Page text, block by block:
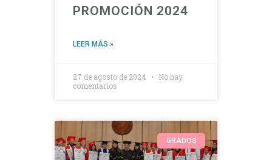
PROMOCIÓN 2024
LEER MÁS »
27 de agosto de 2024
No hay
comentarios
GRADOS